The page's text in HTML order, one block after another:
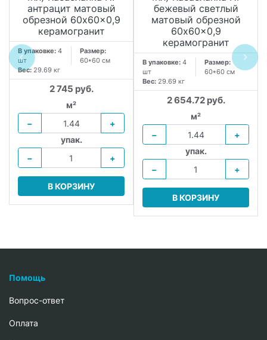
антрацит матовый
обрезной 60x60x0,9
керамогранит
В упаковке: 4
шт
Размер:
60*60 см
Вес: 29.69 кг
2 745 руб.
м²
−
+
упак.
−
+
В КОРЗИНУ
бежевый светлый
матовый обрезной
60x60x0,9
керамогранит
В упаковке: 4
шт
Размер:
60*60 см
Вес: 29.69 кг
2 654.72 руб.
м²
−
+
упак.
−
+
В КОРЗИНУ
Помощь
Вопрос-ответ
Oплата